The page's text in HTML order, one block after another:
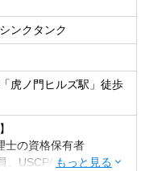
ンクタンク
虎ノ門ヒルズ駅」徒歩
士の資格保有者
、USCPA含む